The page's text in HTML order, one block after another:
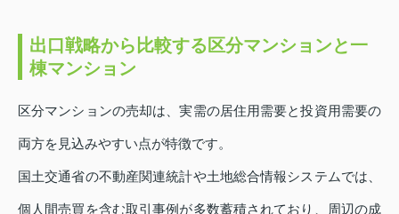
出口戦略から比較する区分マンションと一
棟マンション
区分マンションの売却は、実需の居住用需要と投資用需要の
両方を見込みやすい点が特徴です。
国土交通省の不動産関連統計や土地総合情報システムでは、
個人間売買を含む取引事例が多数蓄積されており、周辺の成